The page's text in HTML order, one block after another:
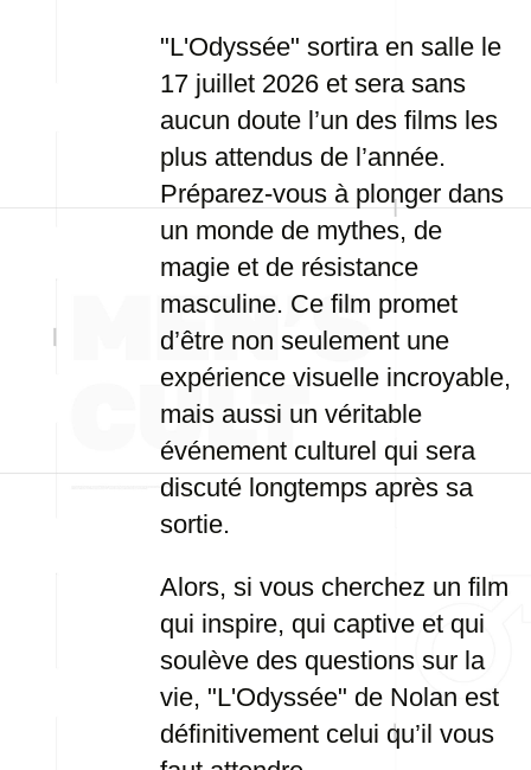
"L'Odyssée" sortira en salle le
17 juillet 2026 et sera sans
aucun doute l’un des films les
plus attendus de l’année.
Préparez-vous à plonger dans
un monde de mythes, de
magie et de résistance
masculine. Ce film promet
d’être non seulement une
expérience visuelle incroyable,
mais aussi un véritable
événement culturel qui sera
discuté longtemps après sa
sortie.
Alors, si vous cherchez un film
qui inspire, qui captive et qui
soulève des questions sur la
vie, "L'Odyssée" de Nolan est
définitivement celui qu’il vous